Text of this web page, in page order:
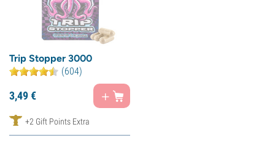
Trip Stopper 3000
(604)
3,49€
+2 Gift Points Extra